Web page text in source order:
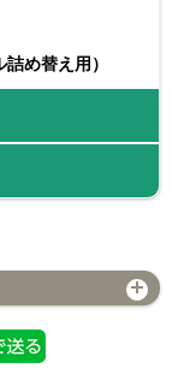
め替え用）